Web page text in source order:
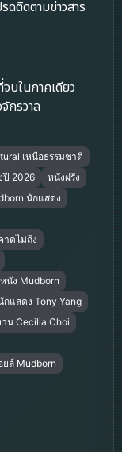
ติดตามข่าวสาร
ในภาคเดียว
กรวาล
เหนือธรรมชาติ
ปี 2026
หนังฝรั่ง
นักแสดง
าดไม่ถึง
นัง Mudborn
กแสดง Tony Yang
าน Cecilia Choi
ยล์ Mudborn